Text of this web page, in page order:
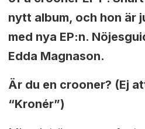
nytt album, och hon är
med nya EP:n.
Edda Magnason.
Är du en crooner? (Ej
“Kronér”)